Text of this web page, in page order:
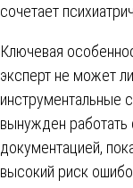
сочетает
Ключевая
эксперт не может
инструментальные
вынужден
документацией,
высокий риск